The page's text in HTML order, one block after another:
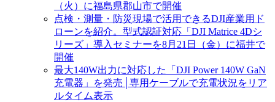
（火）に福島県郡山市で開催
点検・測量・防災現場で活用できるDJI産業用ド
ローンを紹介。型式認証対応「DJI Matrice 4Dシ
リーズ」導入セミナーを8月21日（金）に福井で
開催
最大140W出力に対応した「DJI Power 140W GaN
充電器」を発売│専用ケーブルで充電状況をリア
ルタイム表示